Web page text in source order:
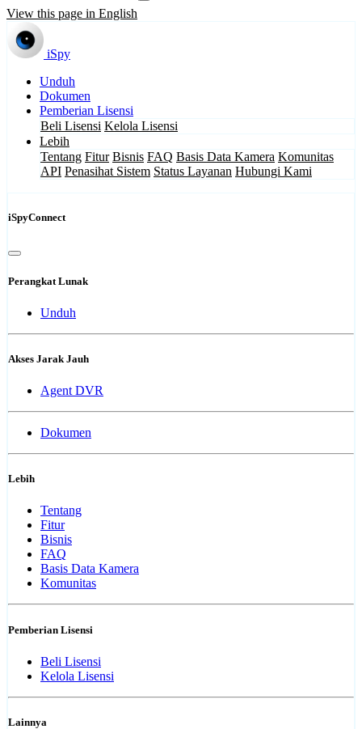
View this page in English
iSpy
Unduh
Dokumen
Pemberian Lisensi
Beli Lisensi Kelola Lisensi
Lebih
Tentang Fitur Bisnis FAQ Basis Data Kamera Komunitas
API Penasihat Sistem Status Layanan Hubungi Kami
iSpyConnect
Perangkat Lunak
Unduh
Akses Jarak Jauh
Agent DVR
Dokumen
Lebih
Tentang
Fitur
Bisnis
FAQ
Basis Data Kamera
Komunitas
Pemberian Lisensi
Beli Lisensi
Kelola Lisensi
Lainnya